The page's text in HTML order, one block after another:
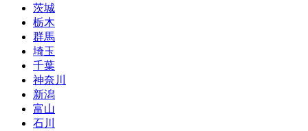
茨城
栃木
群馬
埼玉
千葉
神奈川
新潟
富山
石川